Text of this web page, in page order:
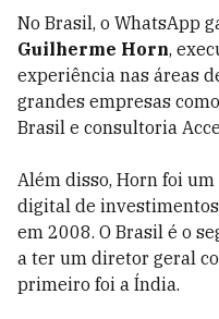
No Brasil, o WhatsApp
Guilherme Horn,
experiência nas áreas
grandes empresas
Brasil e consultoria
Além disso, Horn foi
digital de
em 2008. O Brasil é o
a ter um diretor geral
primeiro foi a Índia.